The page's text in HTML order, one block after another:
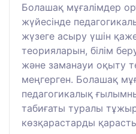
Болашақ мұғалімдер
жүйесінде
жүзеге асыру үшін
теорияларын, білім
және заманауи оқыту
меңгерген. Болашақ
педагогикалық
табиғаты туралы
көзқарастарды